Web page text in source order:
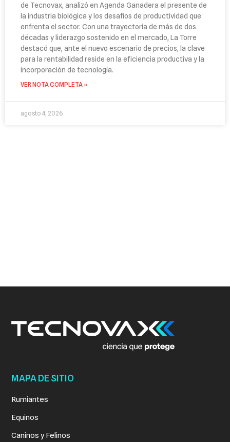
de Tecnovax, analizó en Agenda Ganadera el presente de
la industria biológica y los desafíos de productividad que
enfrenta el sector. Con una trayectoria de más de dos
décadas y liderazgo sostenido en el mercado, La Torre
destacó que, ante el nuevo escenario de precios, la clave
para la rentabilidad reside en la eficiencia productiva y la
incorporación de tecnología.
VER NOTA COMPLETA »
agosto 4, 2026
MAPA DE SITIO
Rumiantes
Equinos
Caninos y Felinos